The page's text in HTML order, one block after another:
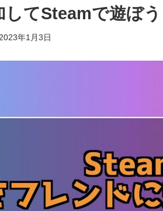
してSteamで遊ぼう
2023年1月3日